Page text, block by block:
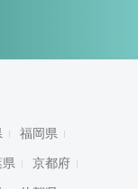
福岡県
県 京都府